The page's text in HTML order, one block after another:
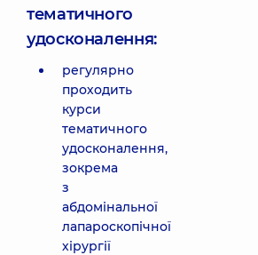
тематичного
удосконалення:
регулярно
проходить
курси
тематичного
удосконалення,
зокрема
з
абдомінальної
лапароскопічної
хірургії